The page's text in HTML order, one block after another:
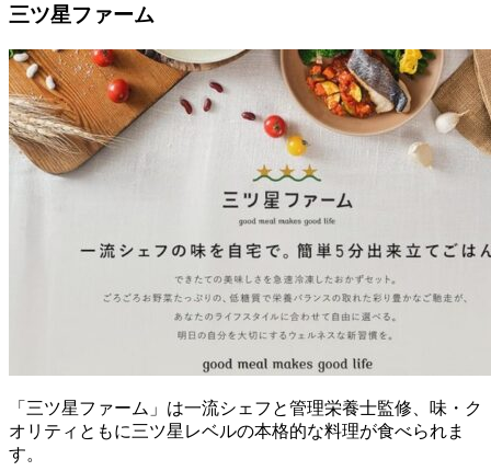
三ツ星ファーム
「三ツ星ファーム」は一流シェフと管理栄養士監修、味・ク
オリティともに三ツ星レベルの本格的な料理が食べられま
す。